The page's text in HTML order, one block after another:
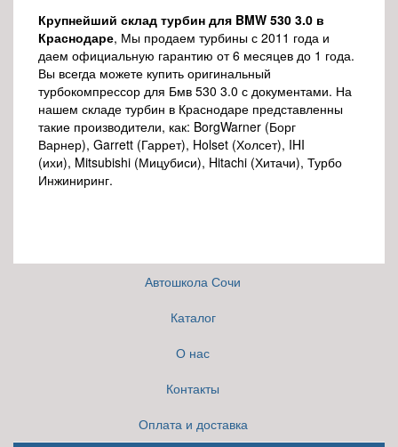
Крупнейший склад турбин для BMW 530 3.0 в
Краснодаре, Мы продаем турбины с 2011 года и
даем официальную гарантию от 6 месяцев до 1 года.
Вы всегда можете купить оригинальный
турбокомпрессор для Бмв 530 3.0 с документами. На
нашем складе турбин в Краснодаре представленны
такие производители, как: BorgWarner (Борг
Варнер), Garrett (Гаррет), Holset (Холсет), IHI
(ихи), Mitsubishi (Мицубиси), Hitachi (Хитачи), Турбо
Инжиниринг.
Автошкола Сочи
Каталог
О нас
Контакты
Оплата и доставка